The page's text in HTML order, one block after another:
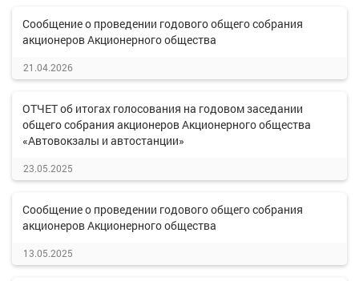
Сообщение о проведении годового общего собрания
акционеров Акционерного общества
21.04.2026
ОТЧЕТ об итогах голосования на годовом заседании
общего собрания акционеров Акционерного общества
«Автовокзалы и автостанции»
23.05.2025
Сообщение о проведении годового общего собрания
акционеров Акционерного общества
13.05.2025